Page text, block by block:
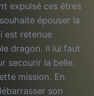
expulsé ces êtres
épouser la
est retenue
dragon. Il lui faut
secourir la belle.
mission. En
son